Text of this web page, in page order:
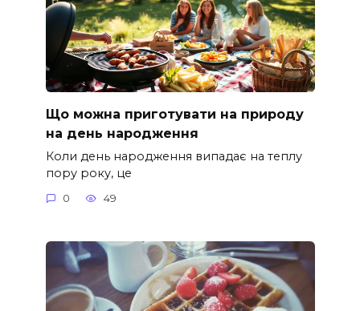
Що можна приготувати на природу
на день народження
Коли день народження випадає на теплу
пору року, це
0 49